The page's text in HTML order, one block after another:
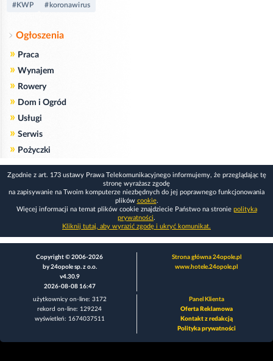
#KWP #koronawirus
Ogłoszenia
» Praca
» Wynajem
» Rowery
» Dom i Ogród
» Usługi
» Serwis
» Pożyczki
Zgodnie z art. 173 ustawy Prawa Telekomunikacyjnego informujemy, że przeglądając tę
stronę wyrażasz zgodę
na zapisywanie na Twoim komputerze niezbędnych do jej poprawnego funkcjonowania
plików cookie.
Więcej informacji na temat plików cookie znajdziecie Państwo na stronie polityka
prywatności.
Kliknij tutaj, aby wyrazić zgodę i ukryć komunikat.
Copyright © 2006-2026
by 24opole sp. z o.o.
v4.30.9
2026-08-08 16:47
Strona główna 24opole.pl
www.hotele.24opole.pl
użytkownicy on-line: 3172
rekord on-line: 129224
wyświetleń: 1674037511
Panel Klienta
Oferta Reklamowa
Kontakt z redakcją
Polityka prywatności